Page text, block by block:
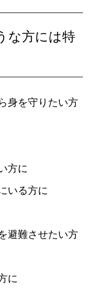
な方には特
身を守りたい方
方に
いる方に
避難させたい方
に